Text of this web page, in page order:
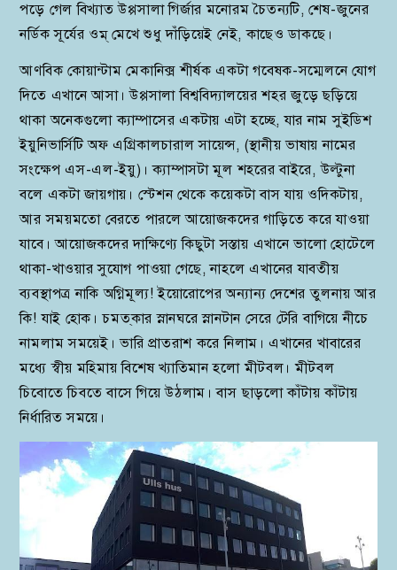
পড়ে গেল বিখ্যাত উপ্পসালা গির্জার মনোরম চৈতন্যটি, শেষ-জুনের
নর্ডিক সূর্যের ওম্ মেখে শুধু দাঁড়িয়েই নেই, কাছেও ডাকছে।
আণবিক কোয়ান্টাম মেকানিক্স শীর্ষক একটা গবেষক-সম্মেলনে যোগ
দিতে এখানে আসা। উপ্পসালা বিশ্ববিদ্যালয়ের শহর জুড়ে ছড়িয়ে
থাকা অনেকগুলো ক্যাম্পাসের একটায় এটা হচ্ছে, যার নাম সুইডিশ
ইয়ুনিভার্সিটি অফ এগ্রিকালচারাল সায়েন্স, (স্থানীয় ভাষায় নামের
সংক্ষেপ এস-এল-ইয়ু)। ক্যাম্পাসটা মূল শহরের বাইরে, উল্টুনা
বলে একটা জায়গায়। স্টেশন থেকে কয়েকটা বাস যায় ওদিকটায়,
আর সময়মতো বেরতে পারলে আয়োজকদের গাড়িতে করে যাওয়া
যাবে। আয়োজকদের দাক্ষিণ্যে কিছুটা সস্তায় এখানে ভালো হোটেলে
থাকা-খাওয়ার সুযোগ পাওয়া গেছে, নাহলে এখানের যাবতীয়
ব্যবস্থাপত্র নাকি অগ্নিমূল্য! ইয়োরোপের অন্যান্য দেশের তুলনায় আর
কি! যাই হোক। চমত্‌কার স্নানঘরে স্নানটান সেরে টেরি বাগিয়ে নীচে
নামলাম সময়েই। ভারি প্রাতরাশ করে নিলাম। এখানের খাবারের
মধ্যে স্বীয় মহিমায় বিশেষ খ্যাতিমান হলো মীটবল। মীটবল
চিবোতে চিবতে বাসে গিয়ে উঠলাম। বাস ছাড়লো কাঁটায় কাঁটায়
নির্ধারিত সময়ে।